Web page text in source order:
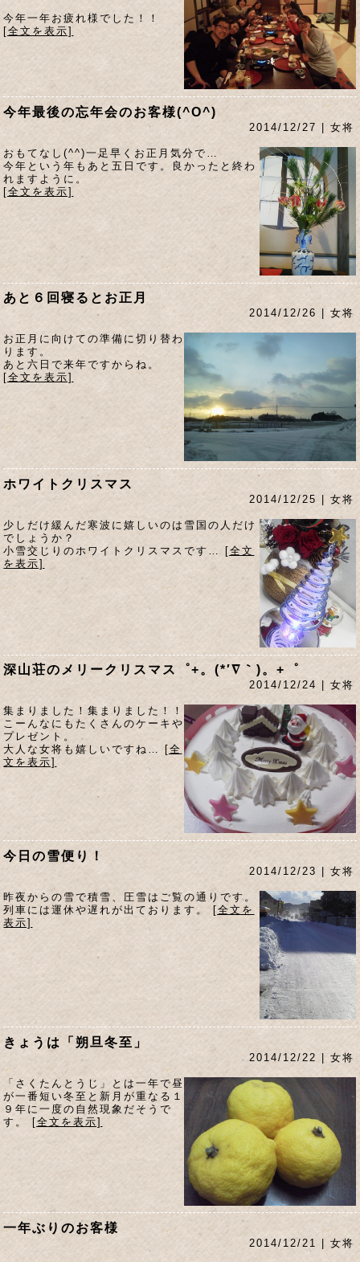
今年一年お疲れ様でした！！
[全文を表示]
今年最後の忘年会のお客様(^O^)
2014/12/27 | 女将
おもてなし(^^)一足早くお正月気分で…
今年という年もあと五日です。良かったと終わ
れますように。
[全文を表示]
あと６回寝るとお正月
2014/12/26 | 女将
お正月に向けての準備に切り替わ
ります。
あと六日で来年ですからね。
[全文を表示]
ホワイトクリスマス
2014/12/25 | 女将
少しだけ緩んだ寒波に嬉しいのは雪国の人だけ
でしょうか？
小雪交じりのホワイトクリスマスです…
[全文
を表示]
深山荘のメリークリスマス゜+。(*′∇｀)。+゜
2014/12/24 | 女将
集まりました！集まりました！！
こーんなにもたくさんのケーキや
プレゼント。
大人な女将も嬉しいですね…
[全
文を表示]
今日の雪便り！
2014/12/23 | 女将
昨夜からの雪で積雪、圧雪はご覧の通りです。
列車には運休や遅れが出ております。
[全文を
表示]
きょうは「朔旦冬至」
2014/12/22 | 女将
「さくたんとうじ」とは一年で昼
が一番短い冬至と新月が重なる１
９年に一度の自然現象だそうで
す。 [全文を表示]
一年ぶりのお客様
2014/12/21 | 女将